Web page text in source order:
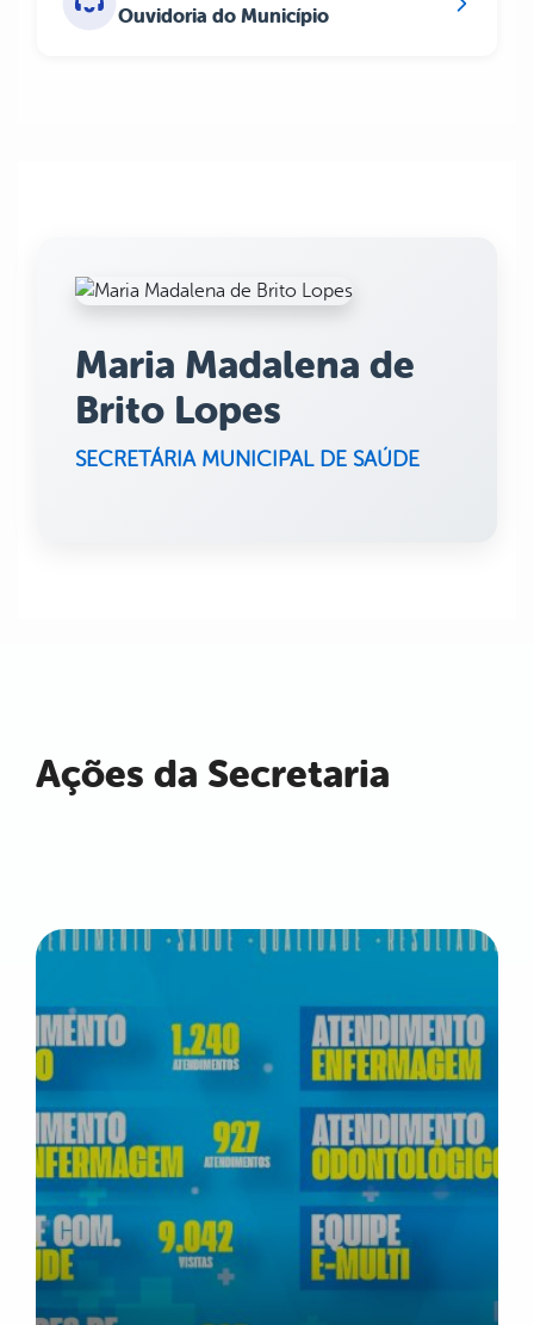
Ouvidoria do Município
Maria Madalena de
Brito Lopes
SECRETÁRIA MUNICIPAL DE SAÚDE
Ações da Secretaria